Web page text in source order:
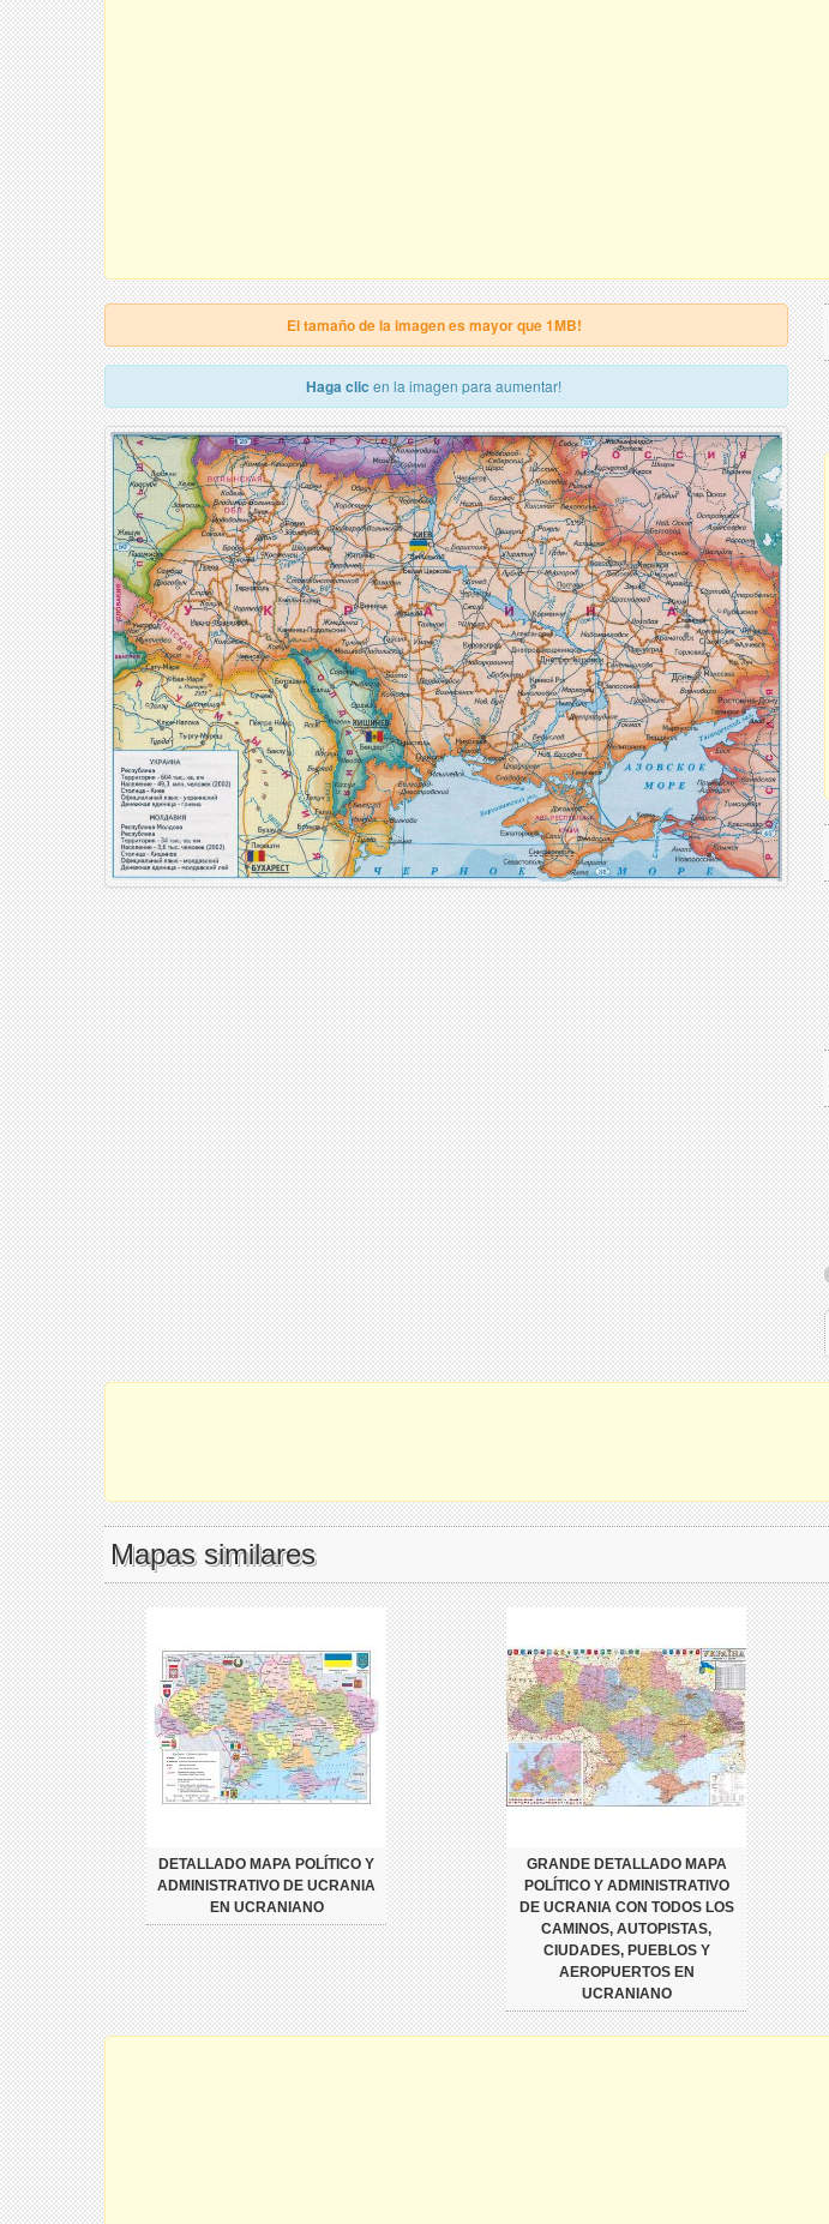
El tamaño de la imagen es mayor que 1MB!
Haga clic en la imagen para aumentar!
Mapas similares
DETALLADO MAPA POLÍTICO Y
ADMINISTRATIVO DE UCRANIA
EN UCRANIANO
GRANDE DETALLADO MAPA
POLÍTICO Y ADMINISTRATIVO
DE UCRANIA CON TODOS LOS
CAMINOS, AUTOPISTAS,
CIUDADES, PUEBLOS Y
AEROPUERTOS EN
UCRANIANO